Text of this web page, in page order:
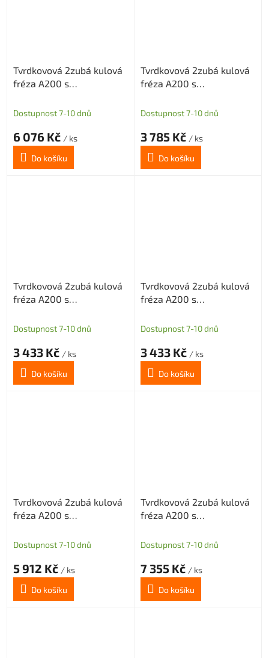
Tvrdkovová 2zubá kulová
fréza A200 s
pro grafit průměr 12 R6
Dostupnost 7-10 dnů
6 076 Kč / ks
Do košíku
Tvrdkovová 2zubá kulová
fréza A200 s
pro grafit průměr 8 R4
Dostupnost 7-10 dnů
3 785 Kč / ks
Do košíku
Tvrdkovová 2zubá kulová
fréza A200 s
pro grafit průměr 4 R2
Dostupnost 7-10 dnů
3 433 Kč / ks
Do košíku
Tvrdkovová 2zubá kulová
fréza A200 s
pro grafit průměr 6 R3
Dostupnost 7-10 dnů
3 433 Kč / ks
Do košíku
Tvrdkovová 2zubá kulová
fréza A200 s
pro grafit průměr 8 R4
Dostupnost 7-10 dnů
5 912 Kč / ks
Do košíku
Tvrdkovová 2zubá kulová
fréza A200 s
pro grafit průměr 10 R5
Dostupnost 7-10 dnů
7 355 Kč / ks
Do košíku